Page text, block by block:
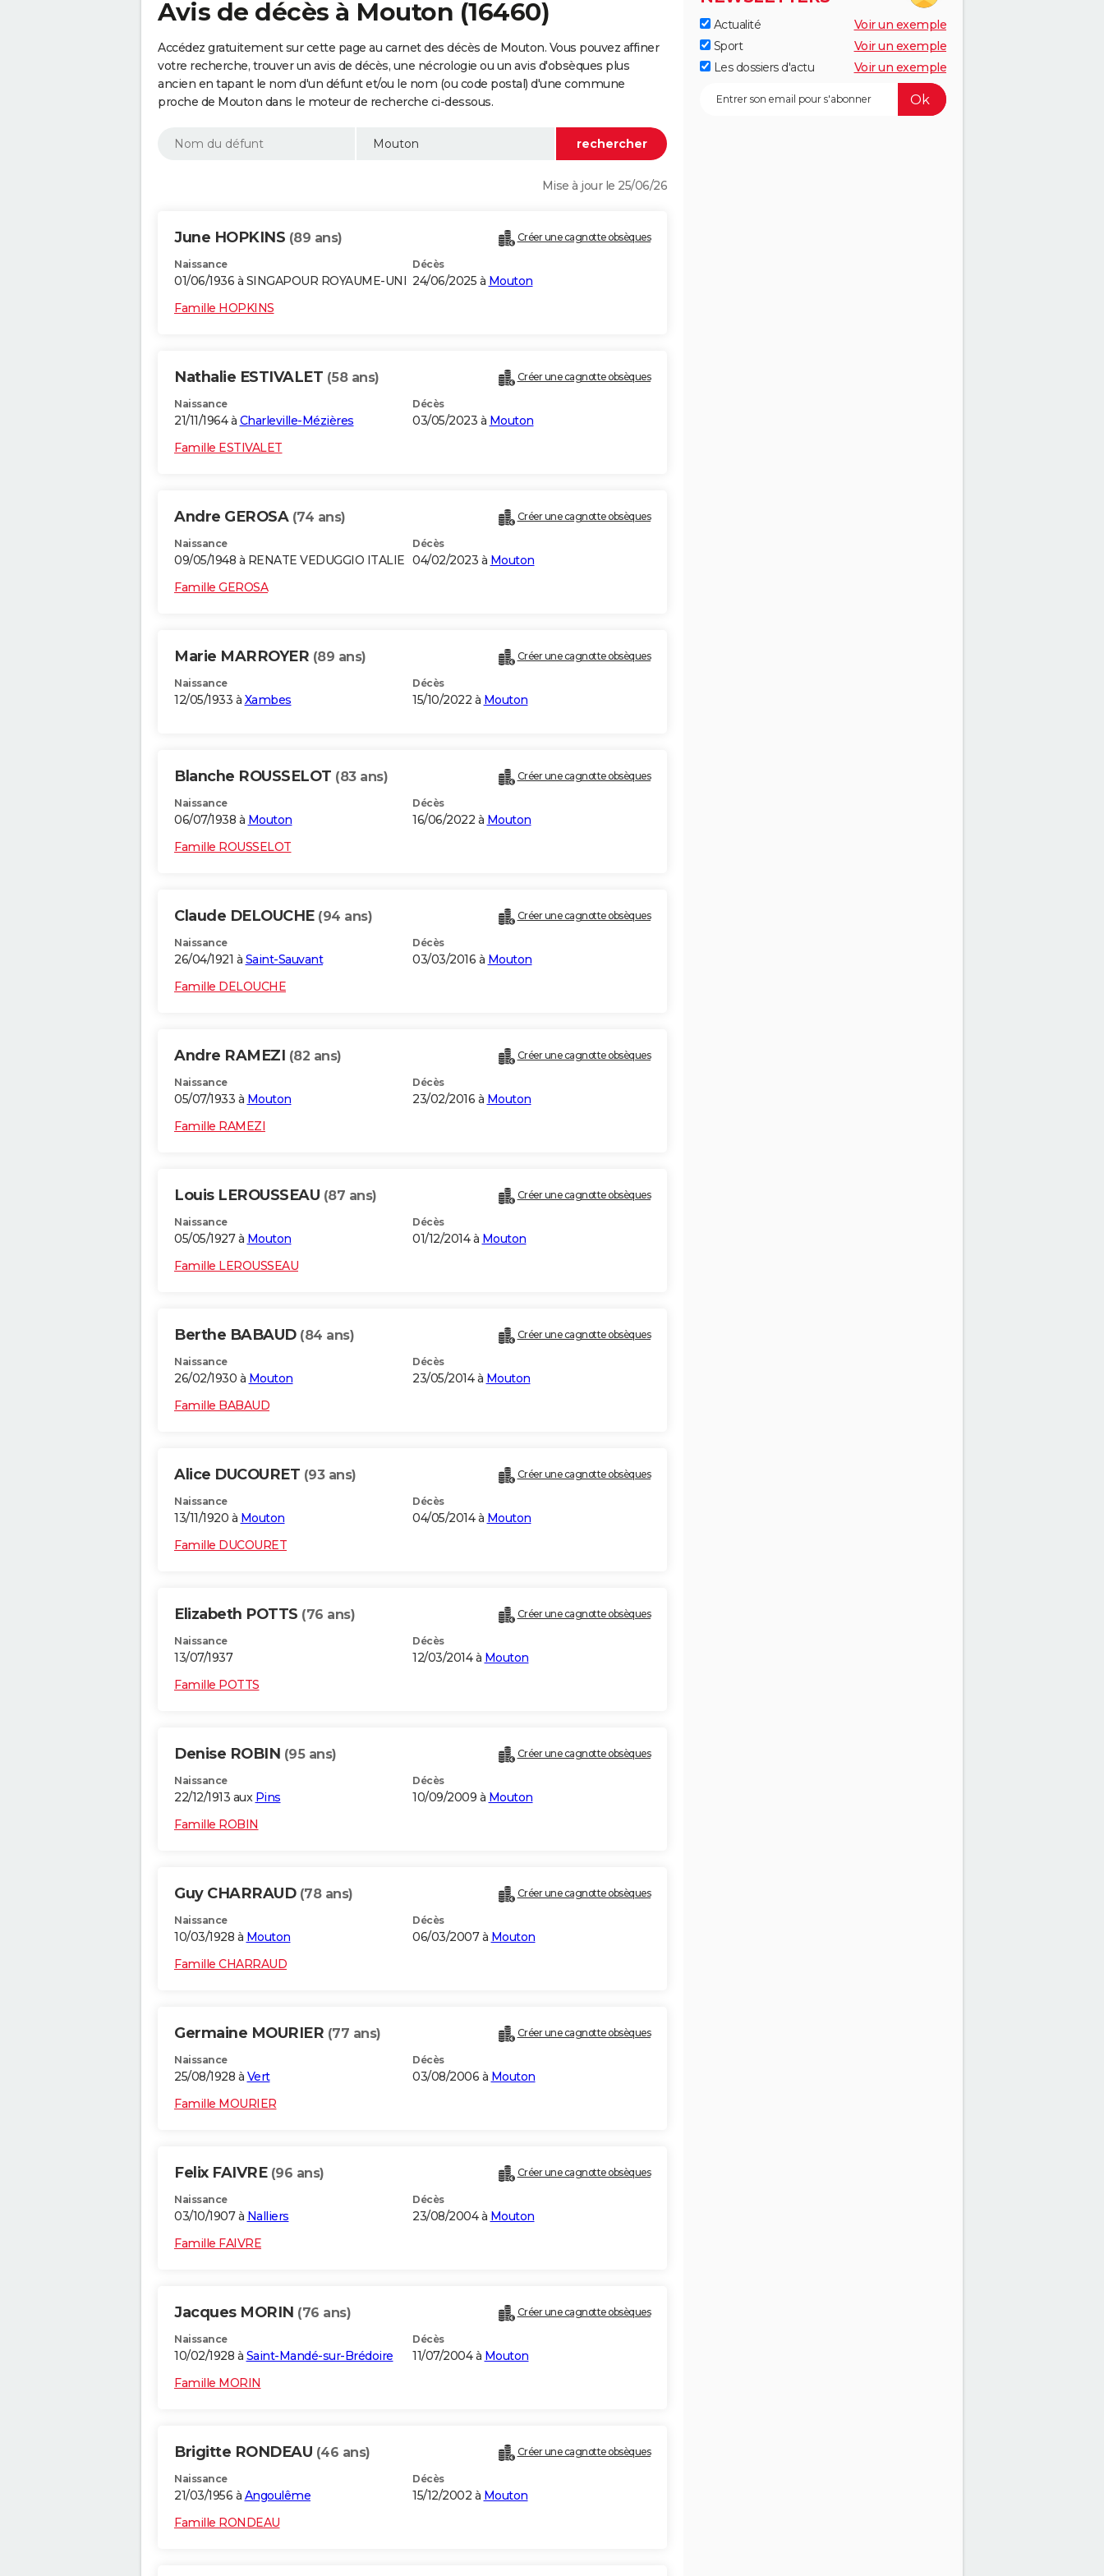
Avis de décès à Mouton (16460)
Accédez gratuitement sur cette page au carnet des décès de Mouton. Vous pouvez affiner
votre recherche, trouver un avis de décès, une nécrologie ou un avis d'obsèques plus
ancien en tapant le nom d'un défunt et/ou le nom (ou code postal) d'une commune
proche de Mouton dans le moteur de recherche ci-dessous.
Mise à jour le 25/06/26
June HOPKINS (89 ans) Créer une cagnotte obsèques
Naissance
01/06/1936 à SINGAPOUR ROYAUME-UNI
Décès
24/06/2025 à Mouton
Famille HOPKINS
Nathalie ESTIVALET (58 ans) Créer une cagnotte obsèques
Naissance
21/11/1964 à Charleville-Mézières
Décès
03/05/2023 à Mouton
Famille ESTIVALET
Andre GEROSA (74 ans) Créer une cagnotte obsèques
Naissance
09/05/1948 à RENATE VEDUGGIO ITALIE
Décès
04/02/2023 à Mouton
Famille GEROSA
Marie MARROYER (89 ans) Créer une cagnotte obsèques
Naissance
12/05/1933 à Xambes
Décès
15/10/2022 à Mouton
Blanche ROUSSELOT (83 ans) Créer une cagnotte obsèques
Naissance
06/07/1938 à Mouton
Décès
16/06/2022 à Mouton
Famille ROUSSELOT
Claude DELOUCHE (94 ans) Créer une cagnotte obsèques
Naissance
26/04/1921 à Saint-Sauvant
Décès
03/03/2016 à Mouton
Famille DELOUCHE
Andre RAMEZI (82 ans) Créer une cagnotte obsèques
Naissance
05/07/1933 à Mouton
Décès
23/02/2016 à Mouton
Famille RAMEZI
Louis LEROUSSEAU (87 ans) Créer une cagnotte obsèques
Naissance
05/05/1927 à Mouton
Décès
01/12/2014 à Mouton
Famille LEROUSSEAU
Berthe BABAUD (84 ans) Créer une cagnotte obsèques
Naissance
26/02/1930 à Mouton
Décès
23/05/2014 à Mouton
Famille BABAUD
Alice DUCOURET (93 ans) Créer une cagnotte obsèques
Naissance
13/11/1920 à Mouton
Décès
04/05/2014 à Mouton
Famille DUCOURET
Elizabeth POTTS (76 ans) Créer une cagnotte obsèques
Naissance
13/07/1937
Décès
12/03/2014 à Mouton
Famille POTTS
Denise ROBIN (95 ans) Créer une cagnotte obsèques
Naissance
22/12/1913 aux Pins
Décès
10/09/2009 à Mouton
Famille ROBIN
Guy CHARRAUD (78 ans) Créer une cagnotte obsèques
Naissance
10/03/1928 à Mouton
Décès
06/03/2007 à Mouton
Famille CHARRAUD
Germaine MOURIER (77 ans) Créer une cagnotte obsèques
Naissance
25/08/1928 à Vert
Décès
03/08/2006 à Mouton
Famille MOURIER
Felix FAIVRE (96 ans) Créer une cagnotte obsèques
Naissance
03/10/1907 à Nalliers
Décès
23/08/2004 à Mouton
Famille FAIVRE
Jacques MORIN (76 ans) Créer une cagnotte obsèques
Naissance
10/02/1928 à Saint-Mandé-sur-Brédoire
Décès
11/07/2004 à Mouton
Famille MORIN
Brigitte RONDEAU (46 ans) Créer une cagnotte obsèques
Naissance
21/03/1956 à Angoulême
Décès
15/12/2002 à Mouton
Famille RONDEAU
Actualité
Voir un exemple
Sport
Voir un exemple
Les dossiers d'actu
Voir un exemple